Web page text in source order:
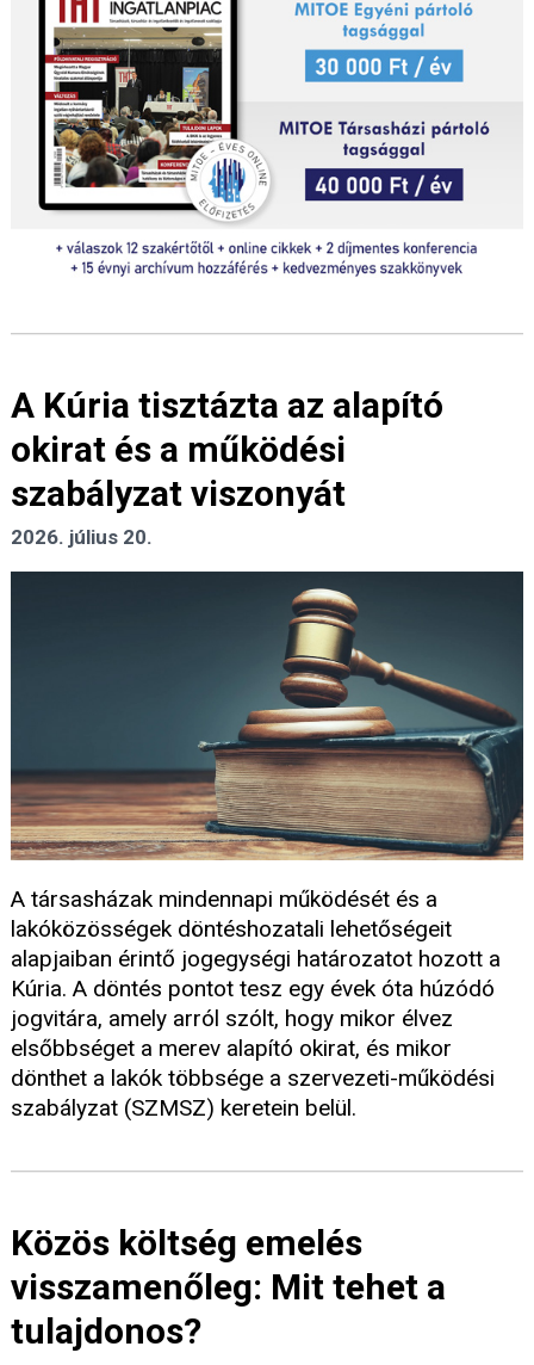
A Kúria tisztázta az alapító
okirat és a működési
szabályzat viszonyát
2026. július 20.
A társasházak mindennapi működését és a
lakóközösségek döntéshozatali lehetőségeit
alapjaiban érintő jogegységi határozatot hozott a
Kúria. A döntés pontot tesz egy évek óta húzódó
jogvitára, amely arról szólt, hogy mikor élvez
elsőbbséget a merev alapító okirat, és mikor
dönthet a lakók többsége a szervezeti-működési
szabályzat (SZMSZ) keretein belül.
Közös költség emelés
visszamenőleg: Mit tehet a
tulajdonos?